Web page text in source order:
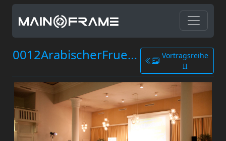
0012ArabischerFruehling.jpg
Vortragsreihe
II